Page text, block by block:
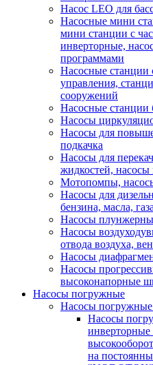
Насос LEO для
Насосные мини
мини станции с
инверторные,
программами
Насосные станции
управления,
сооружений
Насосные станции
Насосы
Насосы для
подкачка
Насосы для
жидкостей,
Мотопомпы,
Насосы для
бензина, масла, газа
Насосы
Насосы
отвода воздуха,
Насосы
Насосы
высоконапорные
Насосы погружные
Насосы
Насосы
инверторные
на